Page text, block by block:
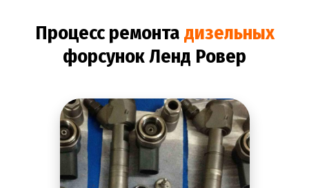
Процесс ремонта дизельных
форсунок Ленд Ровер